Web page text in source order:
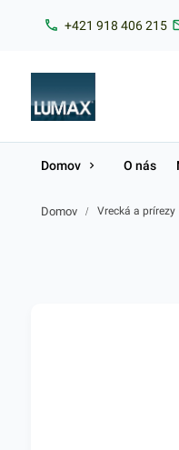
+421 918 406 215
Domov O nás
Domov / Vrecká a prírezy